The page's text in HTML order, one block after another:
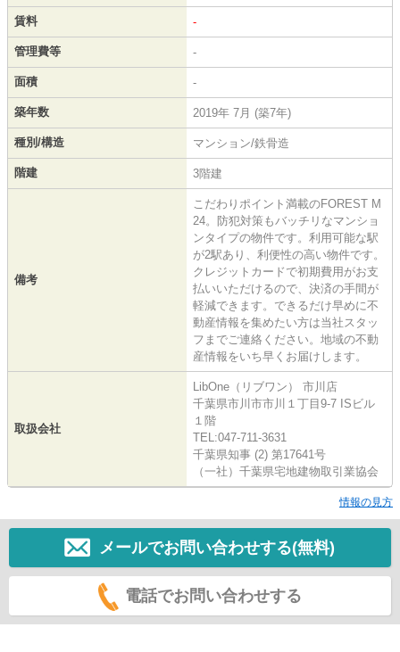
賃料 -
管理費等 -
面積 -
築年数 2019年 7月 (築7年)
種別/構造 マンション/鉄骨造
階建 3階建
備考
こだわりポイント満載のFOREST M
24。防犯対策もバッチリなマンショ
ンタイプの物件です。利用可能な駅
が2駅あり、利便性の高い物件です。
クレジットカードで初期費用がお支
払いいただけるので、決済の手間が
軽減できます。できるだけ早めに不
動産情報を集めたい方は当社スタッ
フまでご連絡ください。地域の不動
産情報をいち早くお届けします。
取扱会社
LibOne（リブワン） 市川店
千葉県市川市市川１丁目9-7 ISビル
１階
TEL:047-711-3631
千葉県知事 (2) 第17641号
（一社）千葉県宅地建物取引業協会
情報の見方
メールでお問い合わせする(無料)
電話でお問い合わせする